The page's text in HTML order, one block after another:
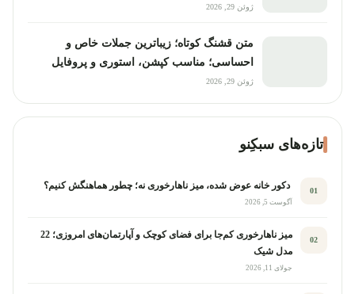
ژوئن 29, 2026
متن قشنگ کوتاه؛ زیباترین جملات خاص و
احساسی؛ مناسب کپشن، استوری و پروفایل
ژوئن 29, 2026
تازه‌های سبکِنو
01 دکور خانه عوض شده، میز ناهارخوری نه؛ چطور هماهنگش کنیم؟
آگوست 5, 2026
02
میز ناهارخوری کم‌جا برای فضای کوچک و آپارتمان‌های امروزی؛ 22
مدل شیک
جولای 11, 2026